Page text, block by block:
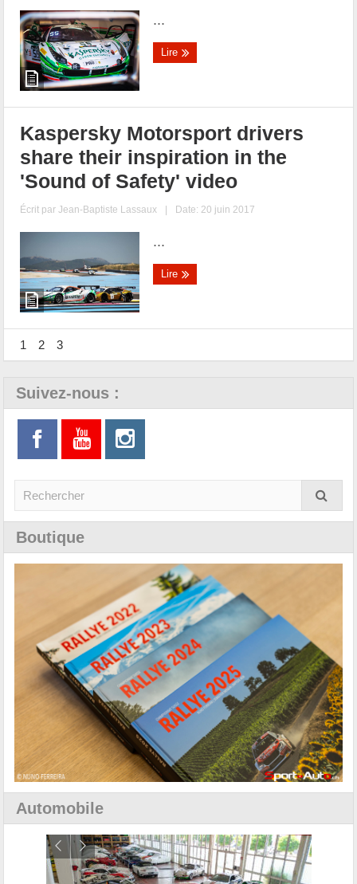
...
Lire
Kaspersky Motorsport drivers
share their inspiration in the
'Sound of Safety' video
Écrit parJean-Baptiste Lassaux | Date: 20 juin 2017
...
Lire
1 2 3
Suivez-nous :
Boutique
Automobile